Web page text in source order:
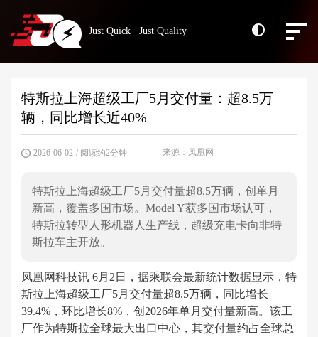
Just Quick Just Quality
特斯拉上海超级工厂5月交付量：超8.5万
辆，同比增长近40%
2026-06-02 / 阅读约2分钟 来源：凤凰网
特斯拉上海超级工厂5月交付量超8.5万辆，创单月
新高，覆盖多国市场。Model Y获多国市场认可，
特斯拉转型人形机器人生产线，超级充电卡向非特
斯拉车主开放。
凤凰网科技讯 6月2日，据乘联会最新统计数据显示，特
斯拉上海超级工厂5月交付量超8.5万辆，同比增长
39.4%，环比增长8%，创2026年单月交付量新高。该工
厂作为特斯拉全球最大出口中心，其交付量约占全球总